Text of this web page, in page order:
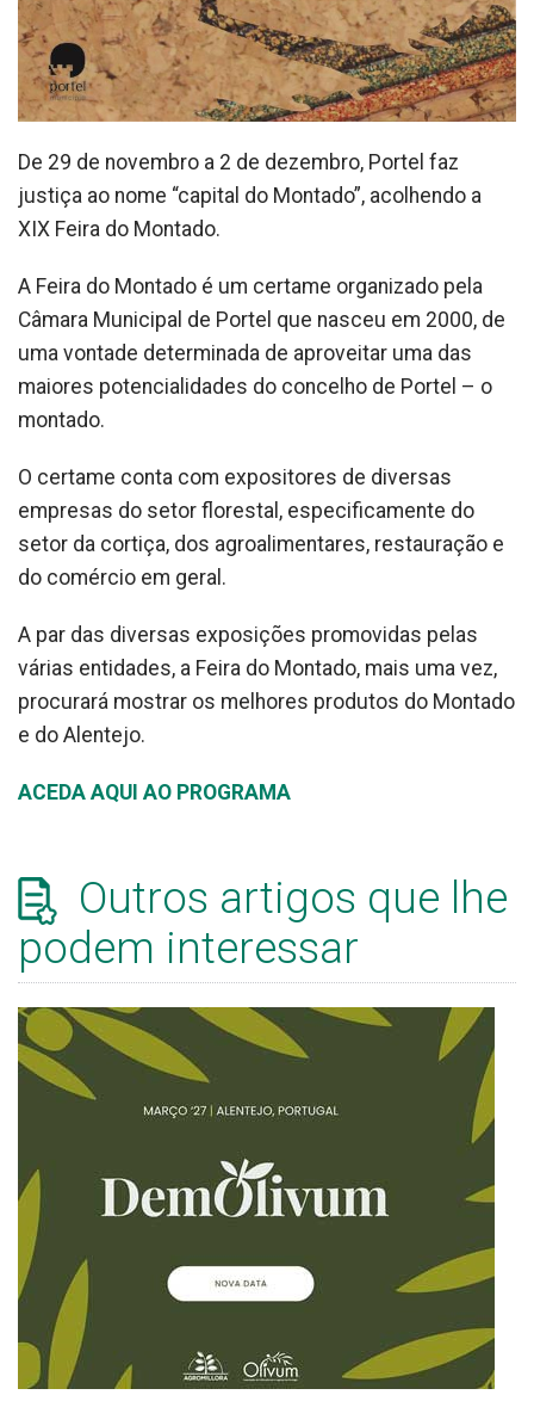
De 29 de novembro a 2 de dezembro, Portel faz
justiça ao nome “capital do Montado”, acolhendo a
XIX Feira do Montado.​
A Feira do Montado é um certame organizado pela
Câmara Municipal de Portel que nasceu em 2000, de
uma vontade determinada de aproveitar uma das
maiores potencialidades do concelho de Portel – o
montado.
O certame conta com expositores de diversas
empresas do setor florestal, especificamente do
setor da cortiça, dos agroalimentares, restauração e
do comércio em geral.
A par das diversas exposições promovidas pelas
várias entidades, a Feira do Montado, mais uma vez,
procurará mostrar os melhores produtos do Montado
e do Alentejo.
ACEDA AQUI AO PROGRAMA
Outros artigos que lhe
podem interessar